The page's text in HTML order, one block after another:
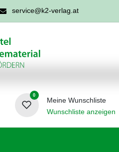
service@k2-verlag.at
0
Meine Wunschliste
Wunschliste anzeigen